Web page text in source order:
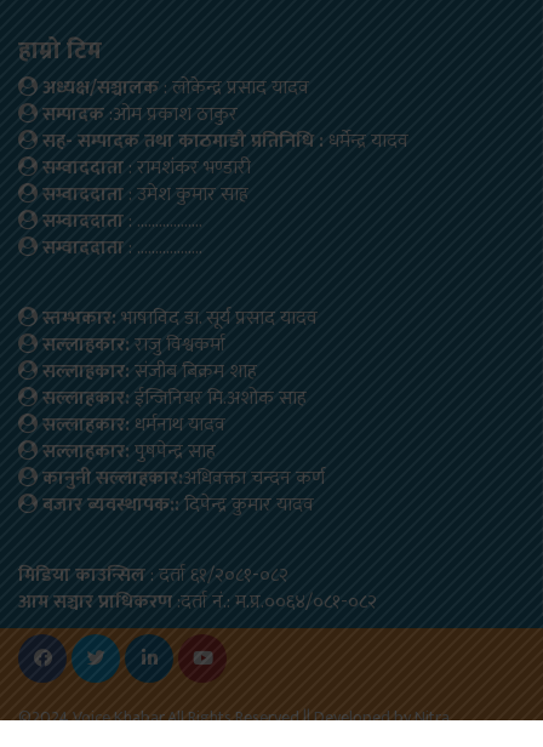
हाम्रो टिम
अध्यक्ष/सञ्चालक: लोकेन्द्र प्रसाद यादव
सम्पादक:ओम प्रकाश ठाकुर
सह- सम्पादक तथा काठमाडौ प्रतिनिधि : धर्मेन्द्र यादव
सम्वाददाता: रामशंकर भण्डारी
सम्वाददाता: उमेश कुमार साह
सम्वाददाता: ………………
सम्वाददाता: ………………
स्तम्भकार:भाषाविद डा. सूर्य प्रसाद यादव
सल्लाहकार:राजु विश्वकर्मा
सल्लाहकार:संजीब बिक्रम शाह
सल्लाहकार:ईन्जिनियर मि.अशोक साह
सल्लाहकार: धर्मनाथ यादव
सल्लाहकार:पुषपेन्द्र साह
कानुनी सल्लाहकार:अधिवक्ता चन्दन कर्ण
बजार ब्यवस्थापक::दिपेन्द्र कुमार यादव
मिडिया काउन्सिल: दर्ता ६१/२०८१-०८२
आम सञ्चार प्राधिकरण:दर्ता नं.: म.प्र.००६४/०८१-०८२
©2024 Voice Khabar,All Rights Reserved.|| Developed byNitra